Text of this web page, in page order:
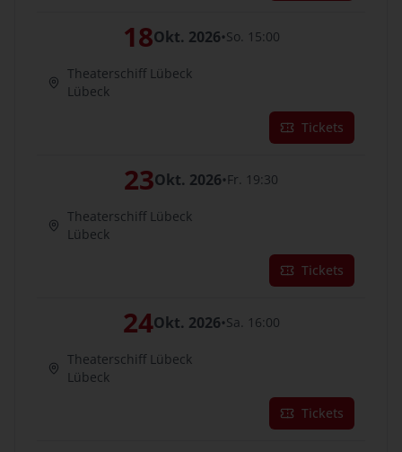
18Okt. 2026•So. 15:00
Theaterschiff Lübeck
Lübeck
Tickets
23Okt. 2026• Fr. 19:30
Theaterschiff Lübeck
Lübeck
Tickets
24Okt. 2026•Sa. 16:00
Theaterschiff Lübeck
Lübeck
Tickets